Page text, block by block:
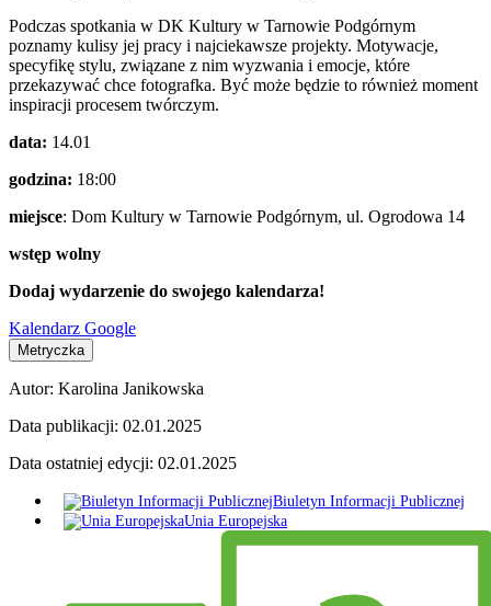
Podczas spotkania w DK Kultury w Tarnowie Podgórnym
poznamy kulisy jej pracy i najciekawsze projekty. Motywacje,
specyfikę stylu, związane z nim wyzwania i emocje, które
przekazywać chce fotografka. Być może będzie to również moment
inspiracji procesem twórczym.
data: 14.01
godzina: 18:00
miejsce: Dom Kultury w Tarnowie Podgórnym, ul. Ogrodowa 14
wstęp wolny
Dodaj wydarzenie do swojego kalendarza!
Kalendarz Google
Metryczka
Autor: Karolina Janikowska
Data publikacji: 02.01.2025
Data ostatniej edycji: 02.01.2025
Biuletyn Informacji Publicznej
Unia Europejska